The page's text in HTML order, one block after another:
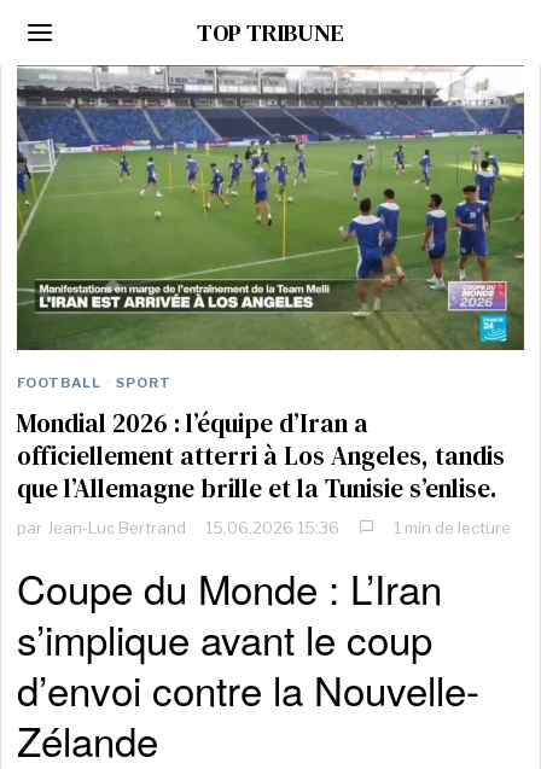
TOP TRIBUNE
FOOTBALL · SPORT
Mondial 2026 : l’équipe d’Iran a
officiellement atterri à Los Angeles, tandis
que l’Allemagne brille et la Tunisie s’enlise.
par Jean-Luc Bertrand 15.06.2026 15:36 1 min de lecture
Coupe du Monde : L’Iran
s’implique avant le coup
d’envoi contre la Nouvelle-
Zélande